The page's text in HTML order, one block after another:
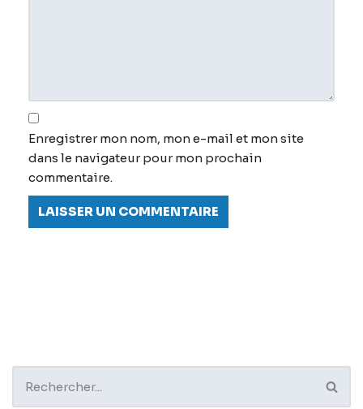
Enregistrer mon nom, mon e-mail et mon site
dans le navigateur pour mon prochain
commentaire.